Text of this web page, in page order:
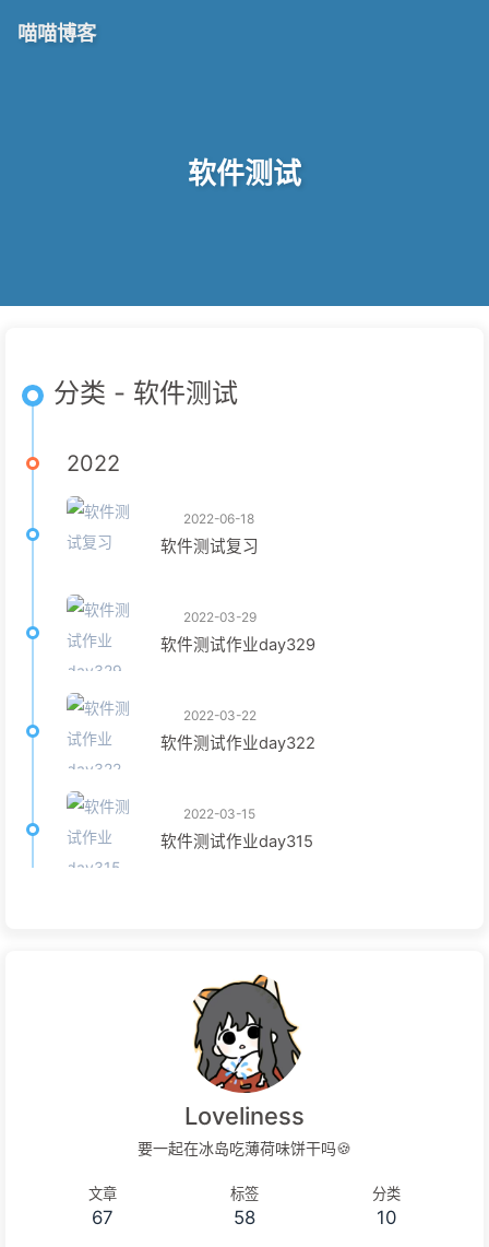
喵喵博客
软件测试
分类 - 软件测试
2022
2022-06-18
软件测试复习
2022-03-29
软件测试作业day329
2022-03-22
软件测试作业day322
2022-03-15
软件测试作业day315
Loveliness
要一起在冰岛吃薄荷味饼干吗🍪
文章
67
标签
58
分类
10